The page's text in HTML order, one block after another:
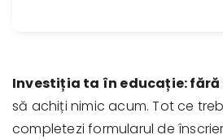
Investiția ta în educație: fără
să achiți nimic acum. Tot ce
completezi formularul de